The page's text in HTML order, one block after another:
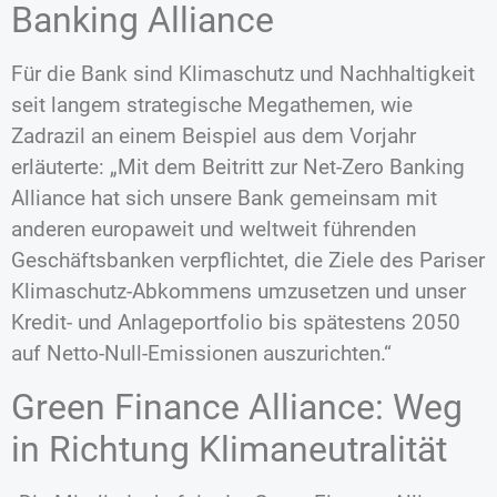
Banking Alliance
Für die Bank sind Klimaschutz und Nachhaltigkeit
seit langem strategische Megathemen, wie
Zadrazil an einem Beispiel aus dem Vorjahr
erläuterte: „Mit dem Beitritt zur Net-Zero Banking
Alliance hat sich unsere Bank gemeinsam mit
anderen europaweit und weltweit führenden
Geschäftsbanken verpflichtet, die Ziele des Pariser
Klimaschutz-Abkommens umzusetzen und unser
Kredit- und Anlageportfolio bis spätestens 2050
auf Netto-Null-Emissionen auszurichten.“
Green Finance Alliance: Weg
in Richtung Klimaneutralität